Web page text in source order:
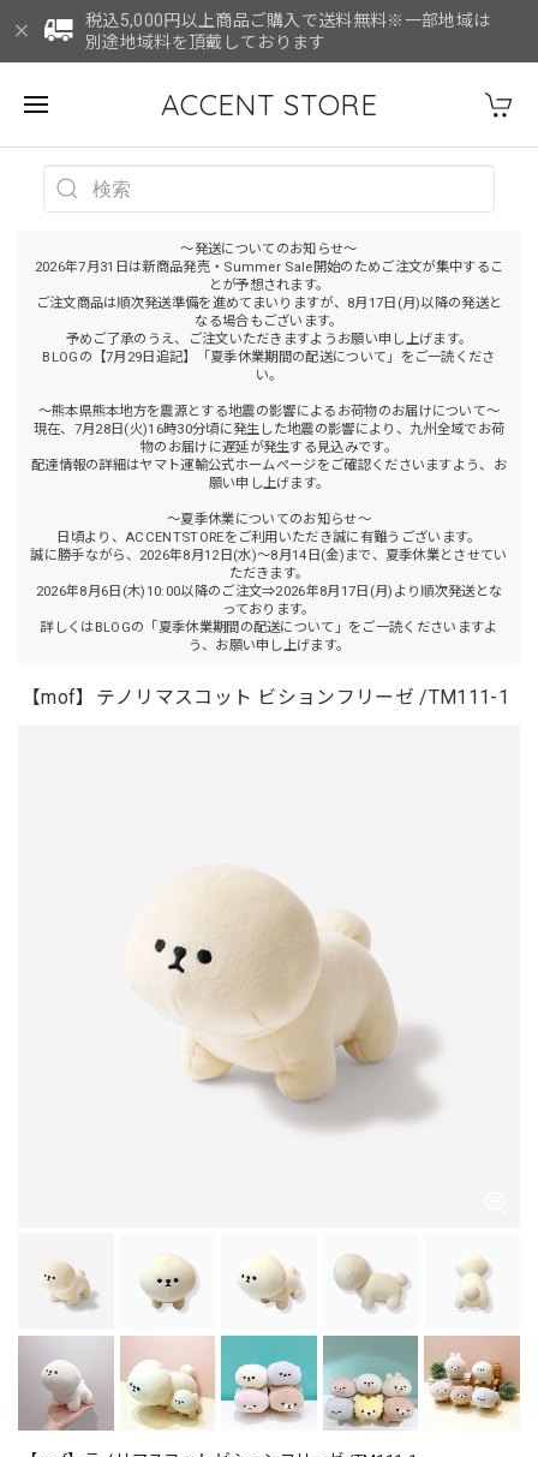
税込5,000円以上商品ご購入で送料無料※一部地域は
別途地域料を頂戴しております
ACCENT STORE
～発送についてのお知らせ～
2026年7月31日は新商品発売・Summer Sale開始のためご注文が集中するこ
とが予想されます。
ご注文商品は順次発送準備を進めてまいりますが、8月17日(月)以降の発送と
なる場合もございます。
予めご了承のうえ、ご注文いただきますようお願い申し上げます。
BLOGの【7月29日追記】「夏季休業期間の配送について」をご一読くださ
い。
～熊本県熊本地方を震源とする地震の影響によるお荷物のお届けについて～
現在、7月28日(火)16時30分頃に発生した地震の影響により、九州全域でお荷
物のお届けに遅延が発生する見込みです。
配達情報の詳細はヤマト運輸公式ホームページをご確認くださいますよう、お
願い申し上げます。
～夏季休業についてのお知らせ～
日頃より、ACCENTSTOREをご利用いただき誠に有難うございます。
誠に勝手ながら、2026年8月12日(水)～8月14日(金)まで、夏季休業とさせてい
ただきます。
2026年8月6日(木)10:00以降のご注文⇒2026年8月17日(月)より順次発送とな
っております。
詳しくはBLOGの「夏季休業期間の配送について」をご一読くださいますよ
う、お願い申し上げます。
【mof】テノリマスコット ビションフリーゼ /TM111-1